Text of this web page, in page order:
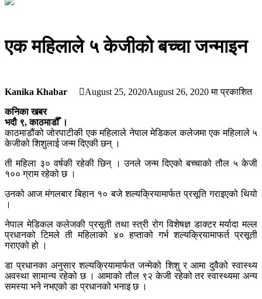
एक महिलाले ५ केजीको बच्चा जन्माइन
Kanika Khabar August 25, 2020August 26, 2020मा प्रकाशित
कनिका खबर
भदौ ९, काठमाडौँ ।
काठमाडौंको जोरपाटीकी एक महिलाले नेपाल मेडिकल कलेजमा एक महिलाले ५
केजीको शिशुलाई जन्म दिएकी छन् ।
ती महिला ३० वर्षकी रहेकी छिन् । उनले जन्म दिएको बच्चाको तौल ५ केजी
१०० ग्राम रहेको छ ।
उनको आज मंगलबार बिहान १० बजे शल्यक्रियामार्फत प्रसूति गराइएको थियो
।
नेपाल मेडिकल कलेजकी प्रसूती तथा स्त्री रोग विशेषज्ञ डाक्टर मर्यादा मल्ल
प्रधानको टिमले ती महिलाको ४० हप्ताको गर्भ शल्यक्रियामाफर्त प्रसूती
गराएको हो ।
डा प्रधानका अनुसार शल्यक्रियामार्फत जन्मेको शिशु र आमा दुवैको स्वास्थ्य
अवस्था सामान्य रहेको छ । आमाको तौल ९२ केजी रहेको तर स्वास्थ्यमा अन्य
समस्या भने नभएको डा प्रधानको भनाइ छ ।